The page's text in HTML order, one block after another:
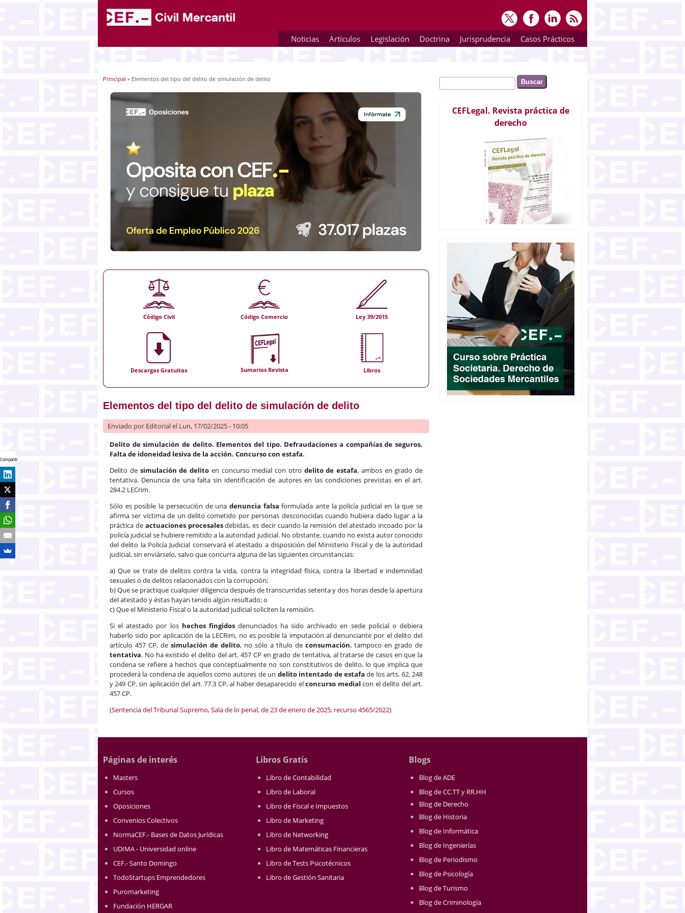
Noticias Artículos Legislación Doctrina Jurisprudencia Casos Prácticos
Usted está aquí
Principal » Elementos del tipo del delito de simulación de delito
Código Civil Código Comercio Ley 39/2015
Descargas Gratuitas Sumarios Revista Libros
Elementos del tipo del delito de simulación de delito
Enviado por Editorialel Lun, 17/02/2025 - 10:05
Delito de simulación de delito. Elementos del tipo. Defraudaciones a compañías de seguros.
Falta de idoneidad lesiva de la acción. Concurso con estafa.
Delito de simulación de delito en concurso medial con otro delito de estafa, ambos en grado de
tentativa. Denuncia de una falta sin identificación de autores en las condiciones previstas en el art.
284.2 LECrim.
Sólo es posible la persecución de una denuncia falsa formulada ante la policía judicial en la que se
afirma ser víctima de un delito cometido por personas desconocidas cuando hubiera dado lugar a la
práctica de actuaciones procesalesdebidas, es decir cuando la remisión del atestado incoado por la
policía judicial se hubiere remitido a la autoridad judicial. No obstante, cuando no exista autor conocido
del delito la Policía Judicial conservará el atestado a disposición del Ministerio Fiscal y de la autoridad
judicial, sin enviárselo, salvo que concurra alguna de las siguientes circunstancias:
a) Que se trate de delitos contra la vida, contra la integridad física, contra la libertad e indemnidad
sexuales o de delitos relacionados con la corrupción;
b) Que se practique cualquier diligencia después de transcurridas setenta y dos horas desde la apertura
del atestado y éstas hayan tenido algún resultado; o
c) Que el Ministerio Fiscal o la autoridad judicial soliciten la remisión.
Si el atestado por los hechos fingidosdenunciados ha sido archivado en sede policial o debiera
haberlo sido por aplicación de la LECRim, no es posible la imputación al denunciante por el delito del
artículo 457 CP, de simulación de delito, no sólo a título de consumación, tampoco en grado de
tentativa. No ha existido el delito del art. 457 CP en grado de tentativa, al tratarse de casos en que la
condena se refiere a hechos que conceptualmente no son constitutivos de delito, lo que implica que
procederá la condena de aquellos como autores de un delito intentado de estafa de los arts. 62, 248
y 249 CP, sin aplicación del art. 77.3 CP, al haber desaparecido elconcurso medial con el delito del art.
457 CP.
(Sentencia del Tribunal Supremo, Sala de lo penal, de 23 de enero de 2025, recurso 4565/2022)
Formulario de búsqueda
Buscar
CEFLegal. Revista práctica de
derecho
Páginas de interés
Masters
Cursos
Oposiciones
Convenios Colectivos
NormaCEF.- Bases de Datos Jurídicas
UDIMA - Universidad online
CEF.- Santo Domingo
TodoStartups Emprendedores
Puromarketing
Fundación HERGAR
Libros Gratis
Libro de Contabilidad
Libro de Laboral
Libro de Fiscal e Impuestos
Libro de Marketing
Libro de Networking
Libro de Matemáticas Financieras
Libro de Tests Psicotécnicos
Libro de Gestión Sanitaria
Blogs
Blog de ADE
Blog de CC.TT y RR.HH
Blog de Derecho
Blog de Historia
Blog de Informática
Blog de Ingenierías
Blog de Periodismo
Blog de Psicología
Blog de Turismo
Blog de Criminología
Compartir